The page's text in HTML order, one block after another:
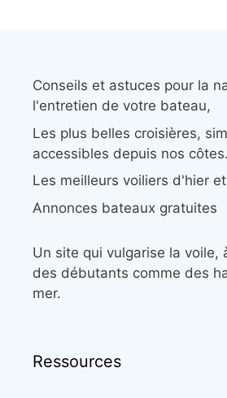
Conseils et astuces pour la
l'entretien de votre bateau,
Les plus belles croisières,
accessibles depuis nos côtes.
Les meilleurs voiliers d'hier
Annonces bateaux gratuites
Un site qui vulgarise la voile,
des débutants comme des
mer.
Ressources